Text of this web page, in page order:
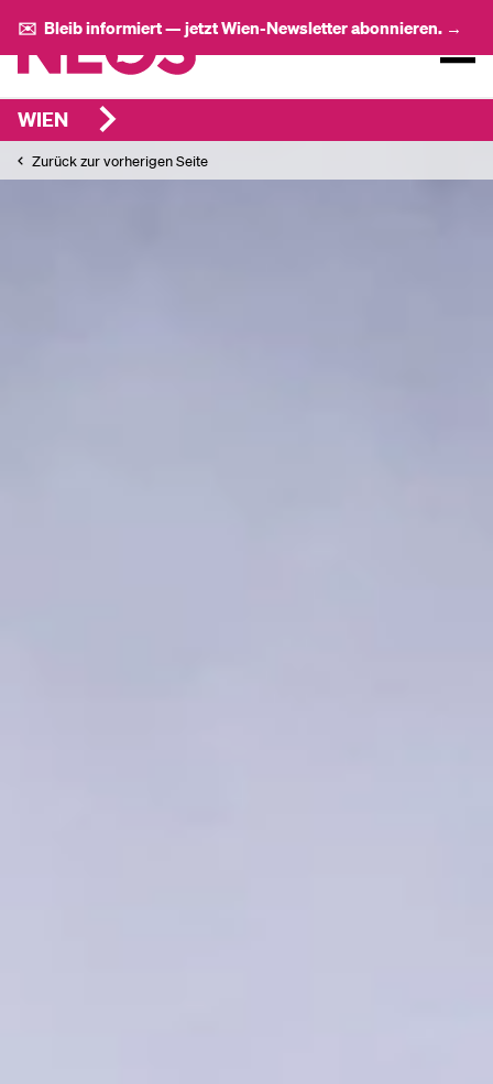
✉️ Bleib informiert — jetzt Wien-Newsletter abonnieren. →
WIEN
Zurück zur vorherigen Seite